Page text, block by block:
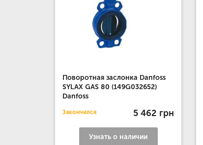
Поворотная заслонка Danfoss
SYLAX GAS 80 (149G032652)
Danfoss
Закончился 5 462 грн
Узнать о наличии